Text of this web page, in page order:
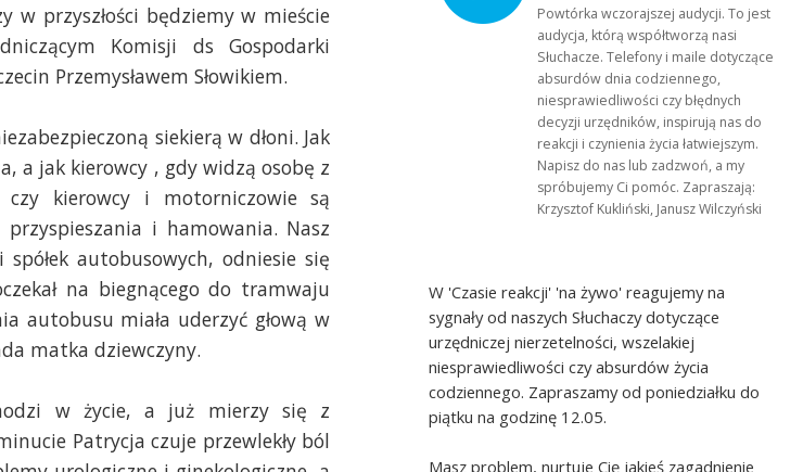
w przyszłości będziemy w mieście
Komisji ds Gospodarki
Przemysławem Słowikiem.
siekierą w dłoni. Jak
a jak kierowcy , gdy widzą osobę z
czy kierowcy i motorniczowie są
i hamowania. Nasz
autobusowych, odniesie się
na biegnącego do tramwaju
autobusu miała uderzyć głową w
matka dziewczyny.
w życie, a już mierzy się z
Patrycja czuje przewlekły ból
Powtórka wczorajszej audycji. To jest
audycja, którą współtworzą nasi
Słuchacze. Telefony i maile dotyczące
absurdów dnia codziennego,
niesprawiedliwości czy błędnych
decyzji urzędników, inspirują nas do
reakcji i czynienia życia łatwiejszym.
Napisz do nas lub zadzwoń, a my
spróbujemy Ci pomóc. Zapraszają:
Krzysztof Kukliński, Janusz Wilczyński
W 'Czasie reakcji' 'na żywo' reagujemy na
sygnały od naszych Słuchaczy dotyczące
urzędniczej nierzetelności, wszelakiej
niesprawiedliwości czy absurdów życia
codziennego. Zapraszamy od poniedziałku do
piątku na godzinę 12.05.
Masz problem, nurtuje Cię jakieś zagadnienie